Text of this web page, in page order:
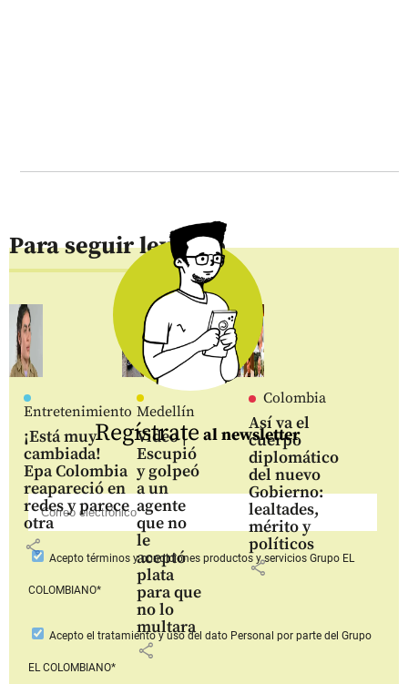
Para seguir leyendo
Entretenimiento
¡Está muy
cambiada!
Epa Colombia
reapareció en
redes y parece
otra
share
Medellín
Video |
Escupió
y golpeó
a un
agente
que no
le
aceptó
plata
para que
no lo
multara
share
Colombia
Así va el
cuerpo
diplomático
del nuevo
Gobierno:
lealtades,
mérito y
políticos
share
Regístrate al newsletter
Aceptotérminos y condiciones productos y serviciosGrupo EL
COLOMBIANO*
Acepto el tratamiento y uso del dato Personal por parte del Grupo
EL COLOMBIANO*